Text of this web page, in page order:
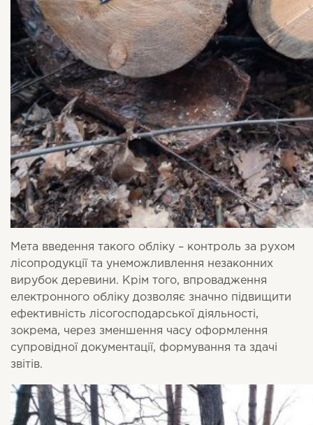
Мета введення такого обліку – контроль за рухом
лісопродукції та унеможливлення незаконних
вирубок деревини. Крім того, впровадження
електронного обліку дозволяє значно підвищити
ефективність лісогосподарської діяльності,
зокрема, через зменшення часу оформлення
супровідної документації, формування та здачі
звітів.